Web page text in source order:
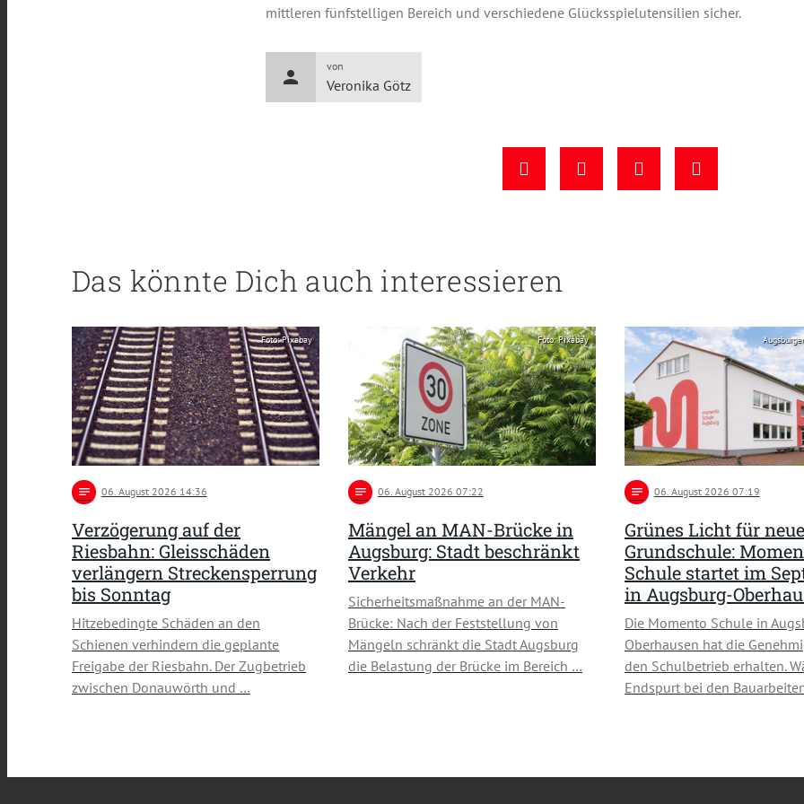
mittleren fünfstelligen Bereich und verschiedene Glücksspielutensilien sicher.
person
von
Veronika Götz
Das könnte Dich auch interessieren
Foto: Pixabay
notes 06. August 2026 14:36
Verzögerung auf der
Riesbahn: Gleisschäden
verlängern Streckensperrung
bis Sonntag
Hitzebedingte Schäden an den
Schienen verhindern die geplante
Freigabe der Riesbahn. Der Zugbetrieb
zwischen Donauwörth und …
Foto: Pixabay
notes 06. August 2026 07:22
Mängel an MAN-Brücke in
Augsburg: Stadt beschränkt
Verkehr
Sicherheitsmaßnahme an der MAN-
Brücke: Nach der Feststellung von
Mängeln schränkt die Stadt Augsburg
die Belastung der Brücke im Bereich …
notes 06. August 2026 07:19
Grünes Licht für neue
Grundschule:
Schule startet im
in Augsburg-
Die Momento Schule in
Oberhausen hat die
den Schulbetrieb erhalten.
Endspurt bei den